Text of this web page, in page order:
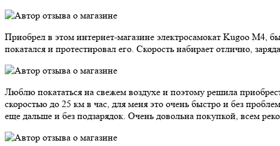
Приобрел в этом интернет-магазине электросамокат Kugoo M4,
покатался и протестировал его. Скорость набирает отлично,
Люблю покататься на свежем воздухе и поэтому решила
скоростью до 25 км в час, для меня это очень быстро и без
еще дальше и без подзарядок. Очень довольна покупкой, всем